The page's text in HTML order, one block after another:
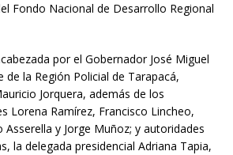
Fondo Nacional de Desarrollo Regional
por el Gobernador José Miguel
la Región Policial de Tarapacá,
Jorquera, además de los
Lorena Ramírez, Francisco Lincheo,
Asserella y Jorge Muñoz; y autoridades
la delegada presidencial Adriana Tapia,